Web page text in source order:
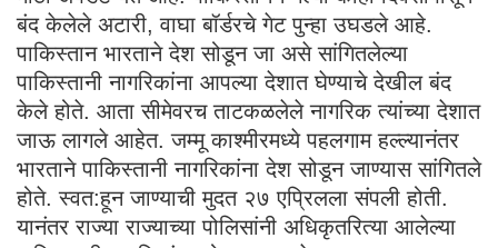
बंद केलेले अटारी, वाघा बॉर्डरचे गेट पुन्हा उघडले आहे.
पाकिस्तान भारताने देश सोडून जा असे सांगितलेल्या
पाकिस्तानी नागरिकांना आपल्या देशात घेण्याचे देखील बंद
केले होते. आता सीमेवरच ताटकळलेले नागरिक त्यांच्या देशात
जाऊ लागले आहेत. जम्मू काश्मीरमध्ये पहलगाम हल्ल्यानंतर
भारताने पाकिस्तानी नागरिकांना देश सोडून जाण्यास सांगितले
होते. स्वत:हून जाण्याची मुदत २७ एप्रिलला संपली होती.
यानंतर राज्या राज्याच्या पोलिसांनी अधिकृतरित्या आलेल्या